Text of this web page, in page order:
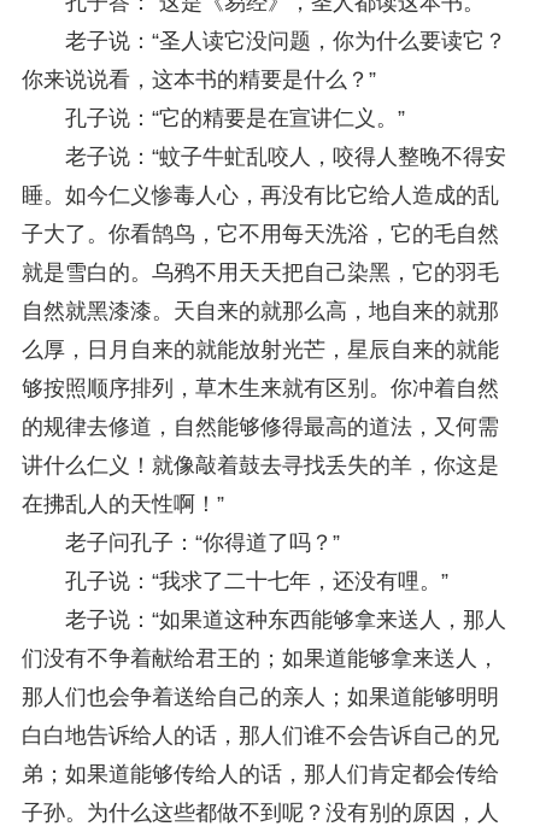
老子说：“圣人读它没问题，你为什么要读它？
你来说说看，这本书的精要是什么？”
孔子说：“它的精要是在宣讲仁义。”
老子说：“蚊子牛虻乱咬人，咬得人整晚不得安
睡。如今仁义惨毒人心，再没有比它给人造成的乱
子大了。你看鹄鸟，它不用每天洗浴，它的毛自然
就是雪白的。乌鸦不用天天把自己染黑，它的羽毛
自然就黑漆漆。天自来的就那么高，地自来的就那
么厚，日月自来的就能放射光芒，星辰自来的就能
够按照顺序排列，草木生来就有区别。你冲着自然
的规律去修道，自然能够修得最高的道法，又何需
讲什么仁义！就像敲着鼓去寻找丢失的羊，你这是
在拂乱人的天性啊！”
老子问孔子：“你得道了吗？”
孔子说：“我求了二十七年，还没有哩。”
老子说：“如果道这种东西能够拿来送人，那人
们没有不争着献给君王的；如果道能够拿来送人，
那人们也会争着送给自己的亲人；如果道能够明明
白白地告诉给人的话，那人们谁不会告诉自己的兄
弟；如果道能够传给人的话，那人们肯定都会传给
子孙。为什么这些都做不到呢？没有别的原因，人